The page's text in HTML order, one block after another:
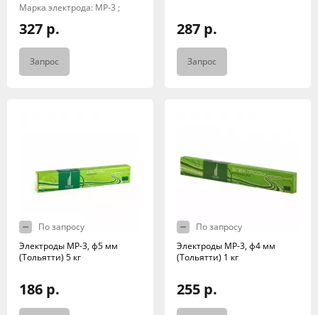
Марка электрода: МР-3 ;
327 р.
Запрос
287 р.
Запрос
По запросу
Электроды МР-3, ф5 мм
(Тольятти) 5 кг
186 р.
По запросу
Электроды МР-3, ф4 мм
(Тольятти) 1 кг
255 р.